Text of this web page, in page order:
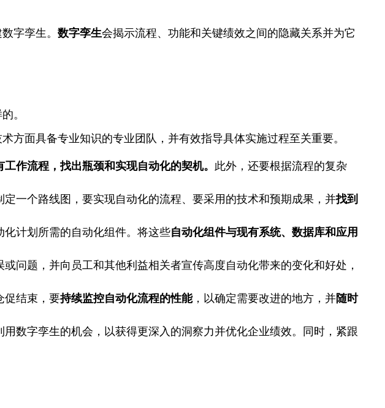
字孪生。 数字孪生会揭示流程、功能和关键绩效之间的隐藏关系并为它
。
面具备专业知识的专业团队，并有效指导具体实施过程至关重要。
作流程，找出瓶颈和实现自动化的契机。 此外，还要根据流程的复杂
一个路线图，要实现自动化的流程、要采用的技术和预期成果，并找到
计划所需的自动化组件。将这些自动化组件与现有系统、数据库和应用
问题，并向员工和其他利益相关者宣传高度自动化带来的变化和好处，
促结束，要持续监控自动化流程的性能，以确定需要改进的地方，并随时
用数字孪生的机会，以获得更深入的洞察力并优化企业绩效。同时，紧跟